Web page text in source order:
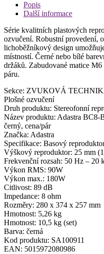
Popis
Další informace
Série kvalitních plastových
ozvučení. Robustní provedení,
lichoběžníkový design
místností. Černé nebo bílé
držáků. Zabudované matice
páru.
Sekce: ZVUKOVÁ
Plošné ozvučení
Druh produktu: Stereofonní
Název produktu: Adastra BC8-
černý, cena/pár
Značka: Adastra
Specifikace: Basový
Výškový reproduktor: 25 mm
Frekvenční rozsah: 50 Hz – 20
Výkon RMS: 90W
Výkon max.: 180W
Citlivost: 89 dB
Impedance: 8 ohm
Rozměry: 280 x 374 x 257 mm
Hmotnost: 5,26 kg
Hmotnost: 10,5 kg (set)
Barva: černá
Kod produktu: SA100911
EAN: 5015972080986